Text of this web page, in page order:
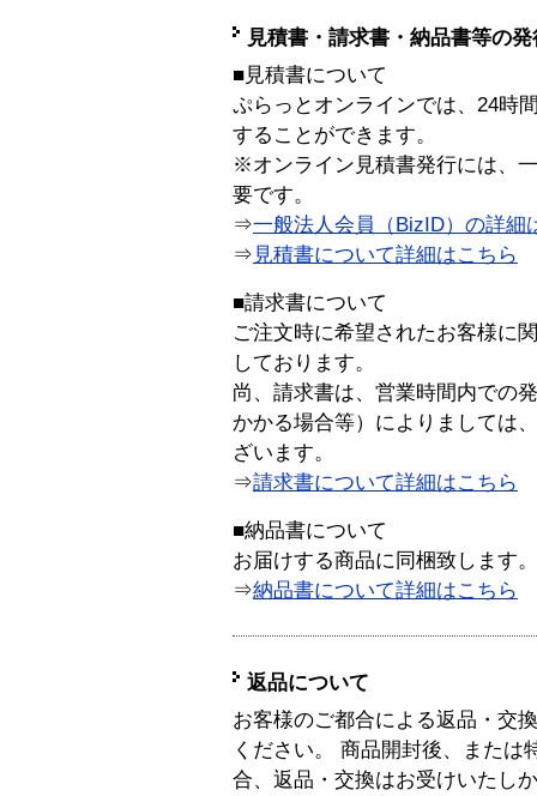
見積書・請求書・納品書等の
■見積書について
ぷらっとオンラインでは、24時
することができます。
※オンライン見積書発行には、
要です。
⇒一般法人会員（BizID）の詳細
⇒ 見積書について詳細はこちら
■請求書について
ご注文時に希望されたお客様に
しております。
尚、請求書は、営業時間内での
かかる場合等）によりましては
ざいます。
⇒請求書について詳細はこちら
■納品書について
お届けする商品に同梱致します。
⇒納品書について詳細はこちら
返品について
お客様のご都合による返品・交
ください。 商品開封後、または
合、返品・交換はお受けいたし